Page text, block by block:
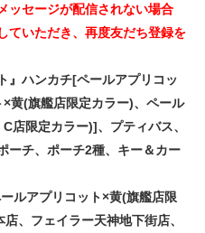
ッセージが配信されない場合
ていただき、再度友だち登録を
』ハンカチ[ペールアプリコッ
黄(旗艦店限定カラー)、ペール
店限定カラー)]、プティバス、
ーチ、ポーチ2種、キー＆カー
ルアプリコット×黄(旗艦店限
、フェイラー天神地下街店、